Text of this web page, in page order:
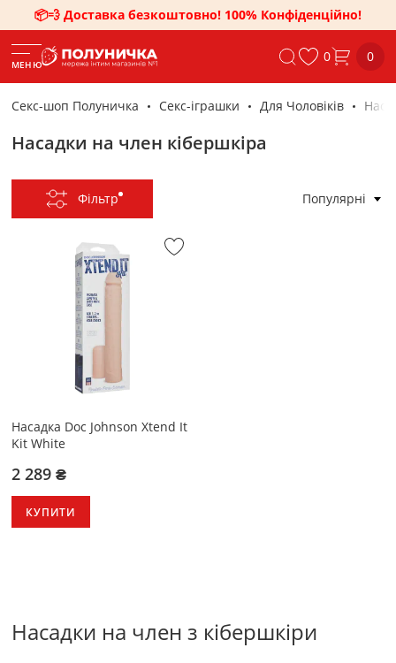
📦💨 Доставка безкоштовно! 100% Конфіденційно!
МЕНЮ 0 0
Секс-шоп Полуничка Секс-iграшки Для Чоловіків
Насадки на член кібершкіра
Фільтр Популярні
Насадка Doc Johnson Xtend It
Kit White
2 289 ₴
КУПИТИ
Насадки на член з кібершкіри